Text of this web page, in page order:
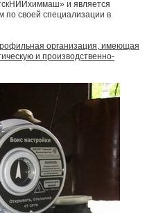
и является
по своей специализации в
организация, имеющая
и производственно-